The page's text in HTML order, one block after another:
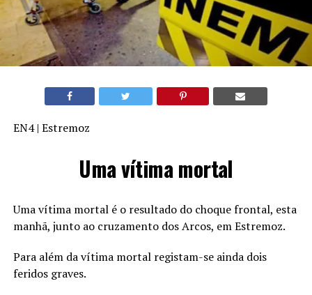
EN4 | Estremoz
Uma vítima mortal
Uma vítima mortal é o resultado do choque frontal, esta
manhã, junto ao cruzamento dos Arcos, em Estremoz.
Para além da vítima mortal registam-se ainda dois
feridos graves.